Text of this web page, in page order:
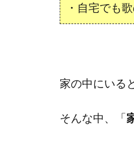
・自宅でも
家の中にいる
そんな中、「